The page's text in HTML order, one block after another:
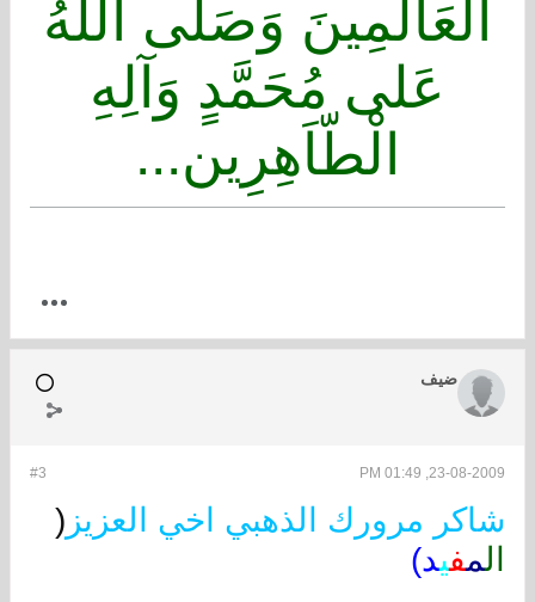
الْعَالَمِينَ وَصَلَّى اللهُ
عَلى مُحَمَّدٍ وَآلِهِ
الْطّاَهِرِين...
ضيف
#3 23-08-2009, 01:49 PM
شاكر مرورك الذهبي اخي العزيز (
المفيد)